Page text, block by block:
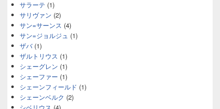
サラーテ (1)
サリヴァン (2)
サン=サーンス (4)
サン=ジョルジュ (1)
ザバ(1)
ザルトリウス (1)
シェーグレン (1)
シェーファー (1)
シェーンフィールド (1)
シェーンベルク (2)